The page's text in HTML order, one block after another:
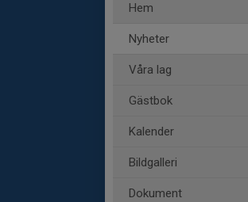
Hem
Nyheter
Våra lag
Gästbok
Kalender
Bildgalleri
Dokument